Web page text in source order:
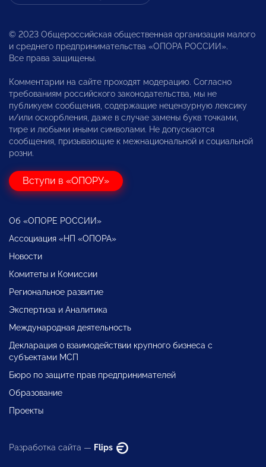
© 2023 Общероссийская общественная организация малого
и среднего предпринимательства «ОПОРА РОССИИ».
Все права защищены.
Комментарии на сайте проходят модерацию. Согласно
требованиям российского законодательства, мы не
публикуем сообщения, содержащие нецензурную лексику
и/или оскорбления, даже в случае замены букв точками,
тире и любыми иными символами. Не допускаются
сообщения, призывающие к межнациональной и социальной
розни.
Вступи в «ОПОРУ»
Об «ОПОРЕ РОССИИ»
Ассоциация «НП «ОПОРА»
Новости
Комитеты и Комиссии
Региональное развитие
Экспертиза и Аналитика
Международная деятельность
Декларация о взаимодействии крупного бизнеса с
субъектами МСП
Бюро по защите прав предпринимателей
Образование
Проекты
Разработка сайта — Flips